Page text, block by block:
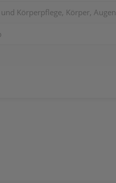
Körperpflege, Körper, Augen